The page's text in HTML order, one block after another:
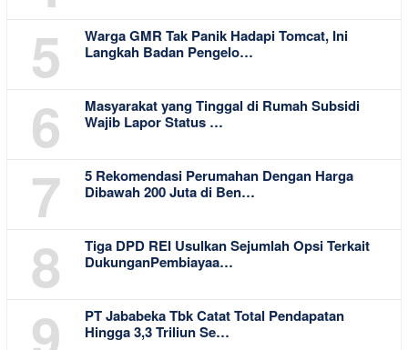
5
Warga GMR Tak Panik Hadapi Tomcat, Ini
Langkah Badan Pengelo…
6
Masyarakat yang Tinggal di Rumah Subsidi
Wajib Lapor Status …
7
5 Rekomendasi Perumahan Dengan Harga
Dibawah 200 Juta di Ben…
8
Tiga DPD REI Usulkan Sejumlah Opsi Terkait
DukunganPembiayaa…
PT Jababeka Tbk Catat Total Pendapatan
Hingga 3,3 Triliun Se…